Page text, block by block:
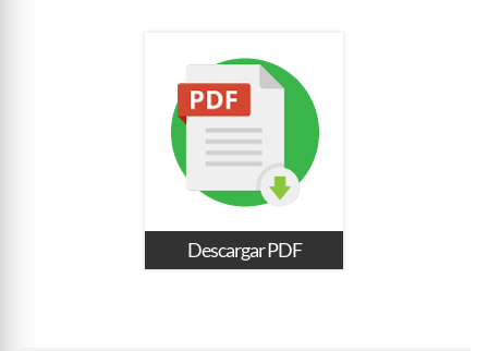
Descargar PDF